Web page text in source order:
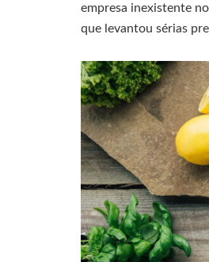
empresa inexistente
que levantou sérias